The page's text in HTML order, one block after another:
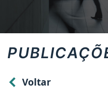
Voltar